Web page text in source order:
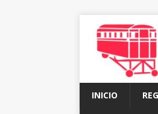
INICIO